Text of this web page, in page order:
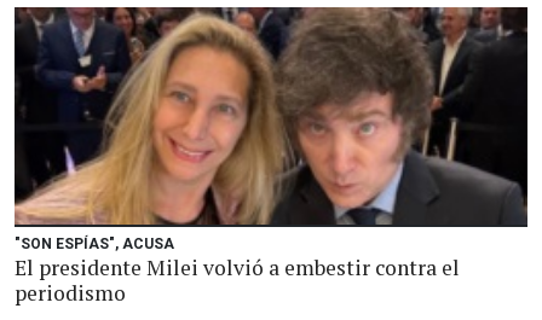
"SON ESPÍAS", ACUSA
El presidente Milei volvió a embestir contra el
periodismo